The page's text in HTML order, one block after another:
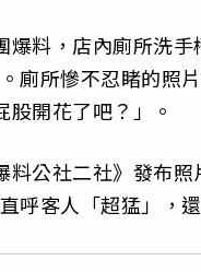
爆料，店內廁所洗
廁所慘不忍睹的照
開花了吧？」。
料公社二社》發布
呼客人「超猛」，